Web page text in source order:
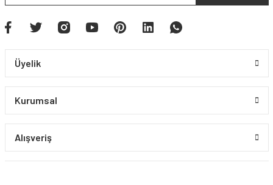
Üyelik
Kurumsal
Alışveriş